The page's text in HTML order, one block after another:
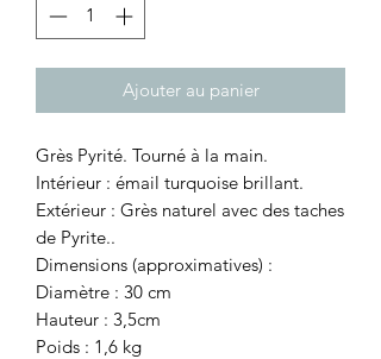
Ajouter au panier
Grès Pyrité. Tourné à la main.
Intérieur : émail turquoise brillant.
Extérieur : Grès naturel avec des taches
de Pyrite..
Dimensions (approximatives) :
Diamètre : 30 cm
Hauteur : 3,5cm
Poids : 1,6 kg